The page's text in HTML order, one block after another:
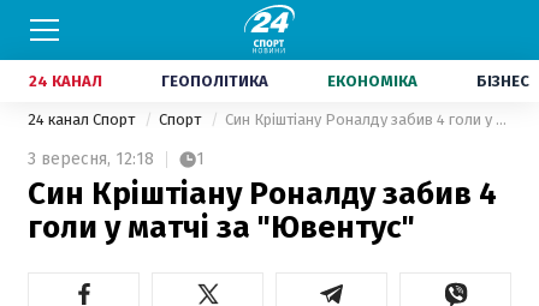
24 КАНАЛ ГЕОПОЛІТИКА ЕКОНОМІКА БІЗНЕС
24 канал Спорт Спорт Син Кріштіану Роналду забив 4 голи у матчі за "Ювентус"
3 вересня, 12:18 1
Син Кріштіану Роналду забив 4
голи у матчі за "Ювентус"